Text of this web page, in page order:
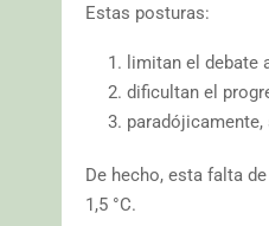
Estas posturas:
limitan el debate
dificultan el
De hecho, esta falta
1,5 °C.